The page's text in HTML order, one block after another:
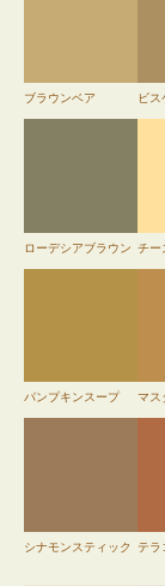
ブラウンベア ビス
ローデシアブラウン チー
パンプキンスープ マス
シナモンスティック テラ